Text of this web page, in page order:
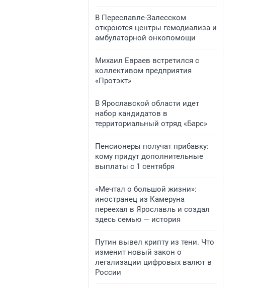
​​​​В Переславле-Залесском
откроются центры гемодиализа и
амбулаторной онкопомощи
Михаил Евраев встретился с
коллективом предприятия
«Протэкт»
В Ярославской области идет
набор кандидатов в
территориальный отряд «Барс»
Пенсионеры получат прибавку:
кому придут дополнительные
выплаты с 1 сентября
«Мечтал о большой жизни»:
иностранец из Камеруна
переехал в Ярославль и создал
здесь семью — история
Путин вывел крипту из тени. Что
изменит новый закон о
легализации цифровых валют в
России